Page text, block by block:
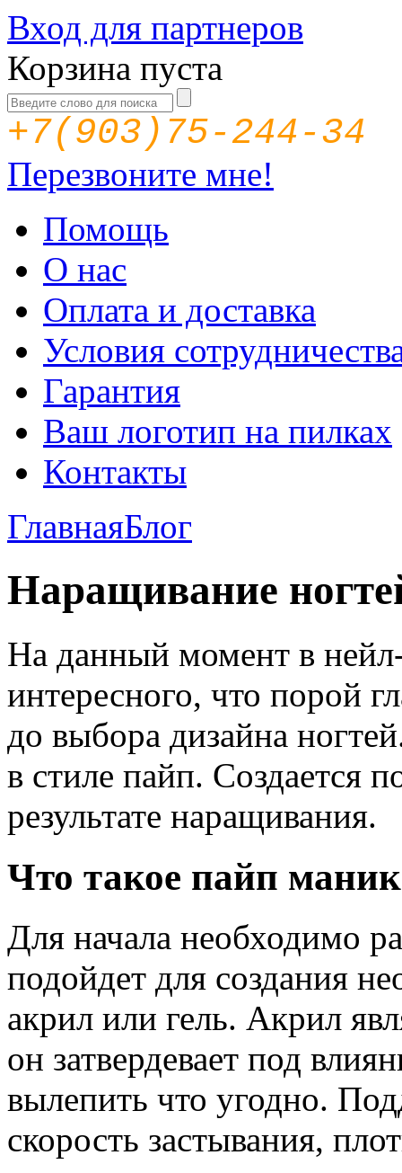
Вход для партнеров
Корзина пуста
+7(903)75-244-34
Перезвоните мне!
Помощь
О нас
Оплата и доставка
Условия
Гарантия
Ваш логотип на пилках
Контакты
ГлавнаяБлог
Наращивание
На данный момент в
интересного, что порой
до выбора дизайна
в стиле пайп. Создается
результате наращивания.
Что такое пайп
Для начала необходимо
подойдет для создания
акрил или гель. Акрил
он затвердевает под
вылепить что угодно.
скорость застывания,